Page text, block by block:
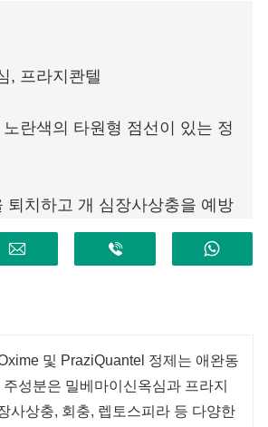
, 프라지콴텔
란색의 타원형 점선이 있는 정
퇴치하고 개 심장사상충을 예방
다.
및 PraziQuantel 정제는 애완동
성분은 밀베마이신옥심과 프라지
사상충, 회충, 렙토스피라 등 다양한